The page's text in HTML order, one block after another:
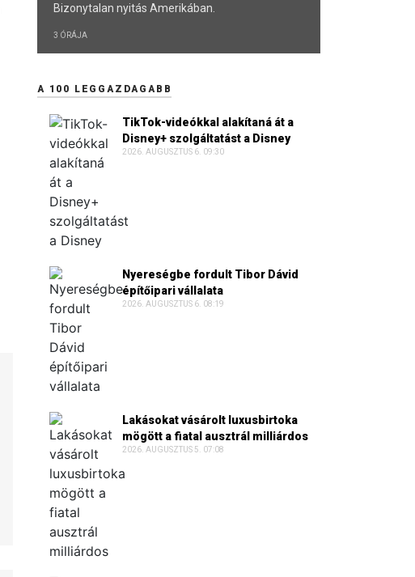
Bizonytalan nyitás Amerikában.
3 ÓRÁJA
A 100 LEGGAZDAGABB
TikTok-videókkal alakítaná át a
Disney+ szolgáltatást a Disney
2026. AUGUSZTUS 6. 09:30
Nyereségbe fordult Tibor Dávid
építőipari vállalata
2026. AUGUSZTUS 6. 08:19
Lakásokat vásárolt luxusbirtoka
mögött a fiatal ausztrál milliárdos
2026. AUGUSZTUS 5. 07:08